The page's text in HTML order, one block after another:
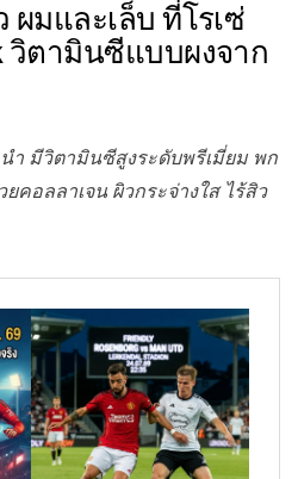
ผมและเล็บ ที่โรเซ่
วิตามินซีแบบผงจาก
ำ มีวิตามินซีสูงระดับพรีเมี่ยม พก
คอลลาเจน ผิวกระจ่างใส ไร้สิว